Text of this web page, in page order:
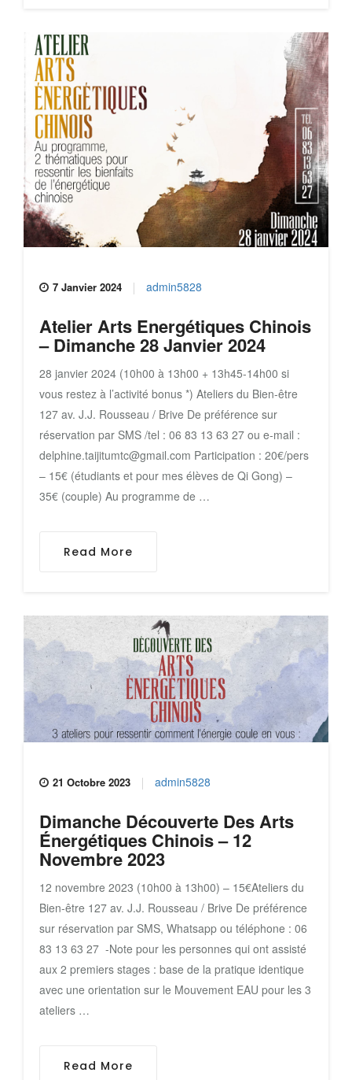
7 Janvier 2024 admin5828
Atelier Arts Energétiques Chinois
– Dimanche 28 Janvier 2024
28 janvier 2024 (10h00 à 13h00 + 13h45-14h00 si
vous restez à l’activité bonus *) Ateliers du Bien-être
127 av. J.J. Rousseau / Brive De préférence sur
réservation par SMS /tel : 06 83 13 63 27 ou e-mail :
delphine.taijitumtc@gmail.com Participation : 20€/pers
– 15€ (étudiants et pour mes élèves de Qi Gong) –
35€ (couple) Au programme de …
Read More
21 Octobre 2023 admin5828
Dimanche Découverte Des Arts
Énergétiques Chinois – 12
Novembre 2023
12 novembre 2023 (10h00 à 13h00) – 15€Ateliers du
Bien-être 127 av. J.J. Rousseau / Brive De préférence
sur réservation par SMS, Whatsapp ou téléphone : 06
83 13 63 27 -Note pour les personnes qui ont assisté
aux 2 premiers stages : base de la pratique identique
avec une orientation sur le Mouvement EAU pour les 3
ateliers …
Read More